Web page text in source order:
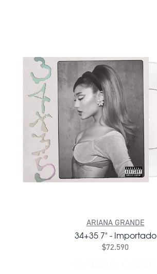
ARIANA GRANDE
34+35 7" - Importado
$72.590